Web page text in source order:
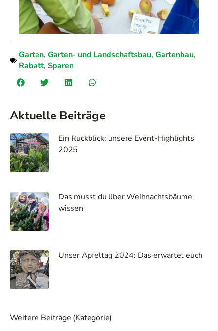
Garten, Garten- und Landschaftsbau, Gartenbau,
Rabatt, Sparen
Aktuelle Beiträge
Ein Rückblick: unsere Event-Highlights
2025
Das musst du über Weihnachtsbäume
wissen
Unser Apfeltag 2024: Das erwartet euch
Weitere Beiträge (Kategorie)